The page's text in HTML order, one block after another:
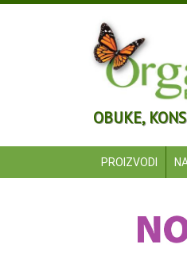
OBUKE,
PROIZVODI